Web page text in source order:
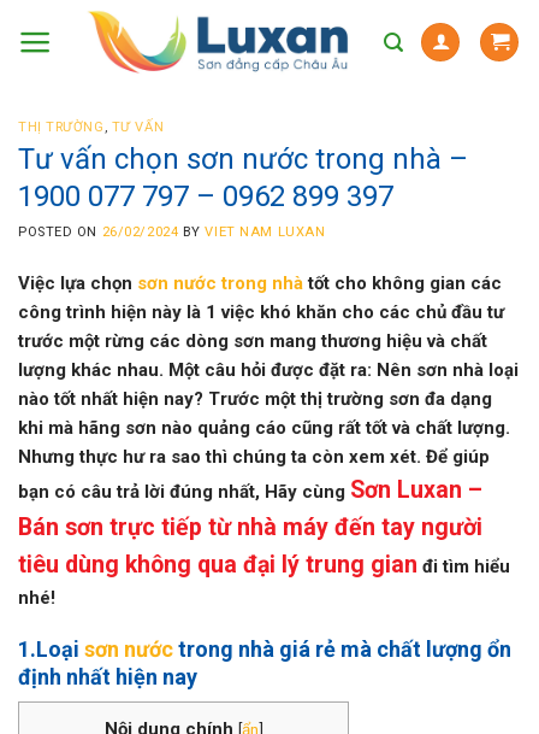
THỊ TRƯỜNG , TƯ VẤN
Tư vấn chọn sơn nước trong nhà –
1900 077 797 – 0962 899 397
POSTED ON 26/02/2024 BYVIET NAM LUXAN
Việc lựa chọn sơn nước trong nhàtốt cho không gian các
công trình hiện này là 1 việc khó khăn cho các chủ đầu tư
trước một rừng các dòng sơn mang thương hiệu và chất
lượng khác nhau. Một câu hỏi được đặt ra: Nên sơn nhà loại
nào tốt nhất hiện nay? Trước một thị trường sơn đa dạng
khi mà hãng sơn nào quảng cáo cũng rất tốt và chất lượng.
Nhưng thực hư ra sao thì chúng ta còn xem xét. Để giúp
bạn có câu trả lời đúng nhất, Hãy cùng Sơn Luxan –
Bán sơn trực tiếp từ nhà máy đến tay người
tiêu dùng không qua đại lý trung gian đi tìm hiểu
nhé!
1.Loại sơn nướctrong nhà giá rẻ mà chất lượng ổn
định nhất hiện nay
Nội dung chính [ẩn]